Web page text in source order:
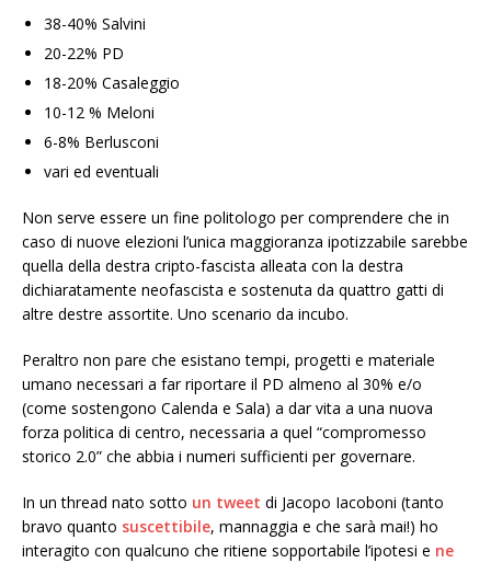
38-40% Salvini
20-22% PD
18-20% Casaleggio
10-12 % Meloni
6-8% Berlusconi
vari ed eventuali
Non serve essere un fine politologo per comprendere che in
caso di nuove elezioni l’unica maggioranza ipotizzabile sarebbe
quella della destra cripto-fascista alleata con la destra
dichiaratamente neofascista e sostenuta da quattro gatti di
altre destre assortite. Uno scenario da incubo.
Peraltro non pare che esistano tempi, progetti e materiale
umano necessari a far riportare il PD almeno al 30% e/o
(come sostengono Calenda e Sala) a dar vita a una nuova
forza politica di centro, necessaria a quel “compromesso
storico 2.0” che abbia i numeri sufficienti per governare.
In un thread nato sotto un tweet di Jacopo Iacoboni (tanto
bravo quanto suscettibile, mannaggia e che sarà mai!) ho
interagito con qualcuno che ritiene sopportabile l’ipotesi e ne